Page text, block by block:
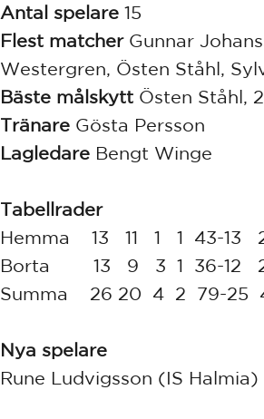
Antal spelare 15
Flest matcherGunnar
Westergren, Östen Ståhl,
Bäste målskytt Östen Ståhl,
Tränare Gösta Persson
Lagledare Bengt Winge
Tabellrader
Hemma 13 11 1 1 43-13
Borta 13 9 3 1 36-12
Summa 26 20 4 2 79-25
Nya spelare
Rune Ludvigsson (IS Halmia)